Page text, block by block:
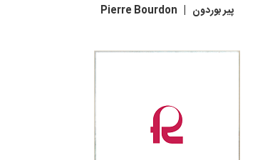
پیر بوردون | Pierre Bourdon